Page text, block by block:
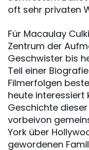
oft sehr privaten
Für Macaulay
Zentrum der
Geschwister bis
Teil einer
Filmerfolgen
heute interessiert
Geschichte
vorbeivon
York über
gewordenen